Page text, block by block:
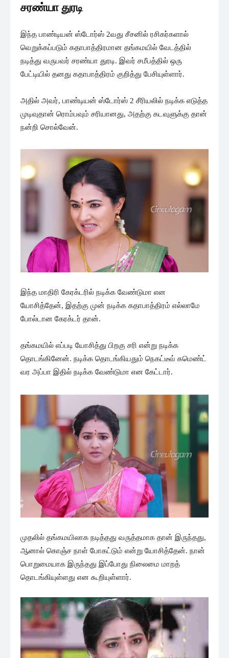
சரண்யா துரடி
இந்த பாண்டியன் ஸ்டோர்ஸ் 2வது சீசனில் ரசிகர்களால்
வெறுக்கப்படும் கதாபாத்திரமான தங்கமயில் வேடத்தில்
நடித்து வருபவர் சரண்யா துரடி. இவர் சமீபத்தில் ஒரு
பேட்டியில் தனது கதாபாத்திரம் குறித்து பேசியுள்ளார்.
அதில் அவர், பாண்டியன் ஸ்டோர்ஸ் 2 சீரியலில் நடிக்க எடுத்த
முடிவுதான் ரொம்பவும் சரியானது, அதற்கு கடவுளுக்கு தான்
நன்றி சொல்வேன்.
இந்த மாதிரி கேரக்டரில் நடிக்க வேண்டுமா என
யோசித்தேன், இதற்கு முன் நடிக்க கதாபாத்திரம் எல்லாமே
போல்டான கேரக்டர் தான்.
தங்கமயில் எப்படி யோசித்து பிறகு சரி என்று நடிக்க
தொடங்கினேன். நடிக்க தொடங்கியதும் நெகட்டீவ் கமெண்ட்
வர அப்பா இதில் நடிக்க வேண்டுமா என கேட்டார்.
முதலில் தங்கமயிலாக நடித்தது வருத்தமாக தான் இருந்தது,
ஆனால் கொஞ்ச நாள் போகட்டும் என்று யோசித்தேன். நான்
பொறுமையாக இருந்தது இப்போது நிலைமை மாறத்
தொடங்கியுள்ளது என கூறியுள்ளார்.